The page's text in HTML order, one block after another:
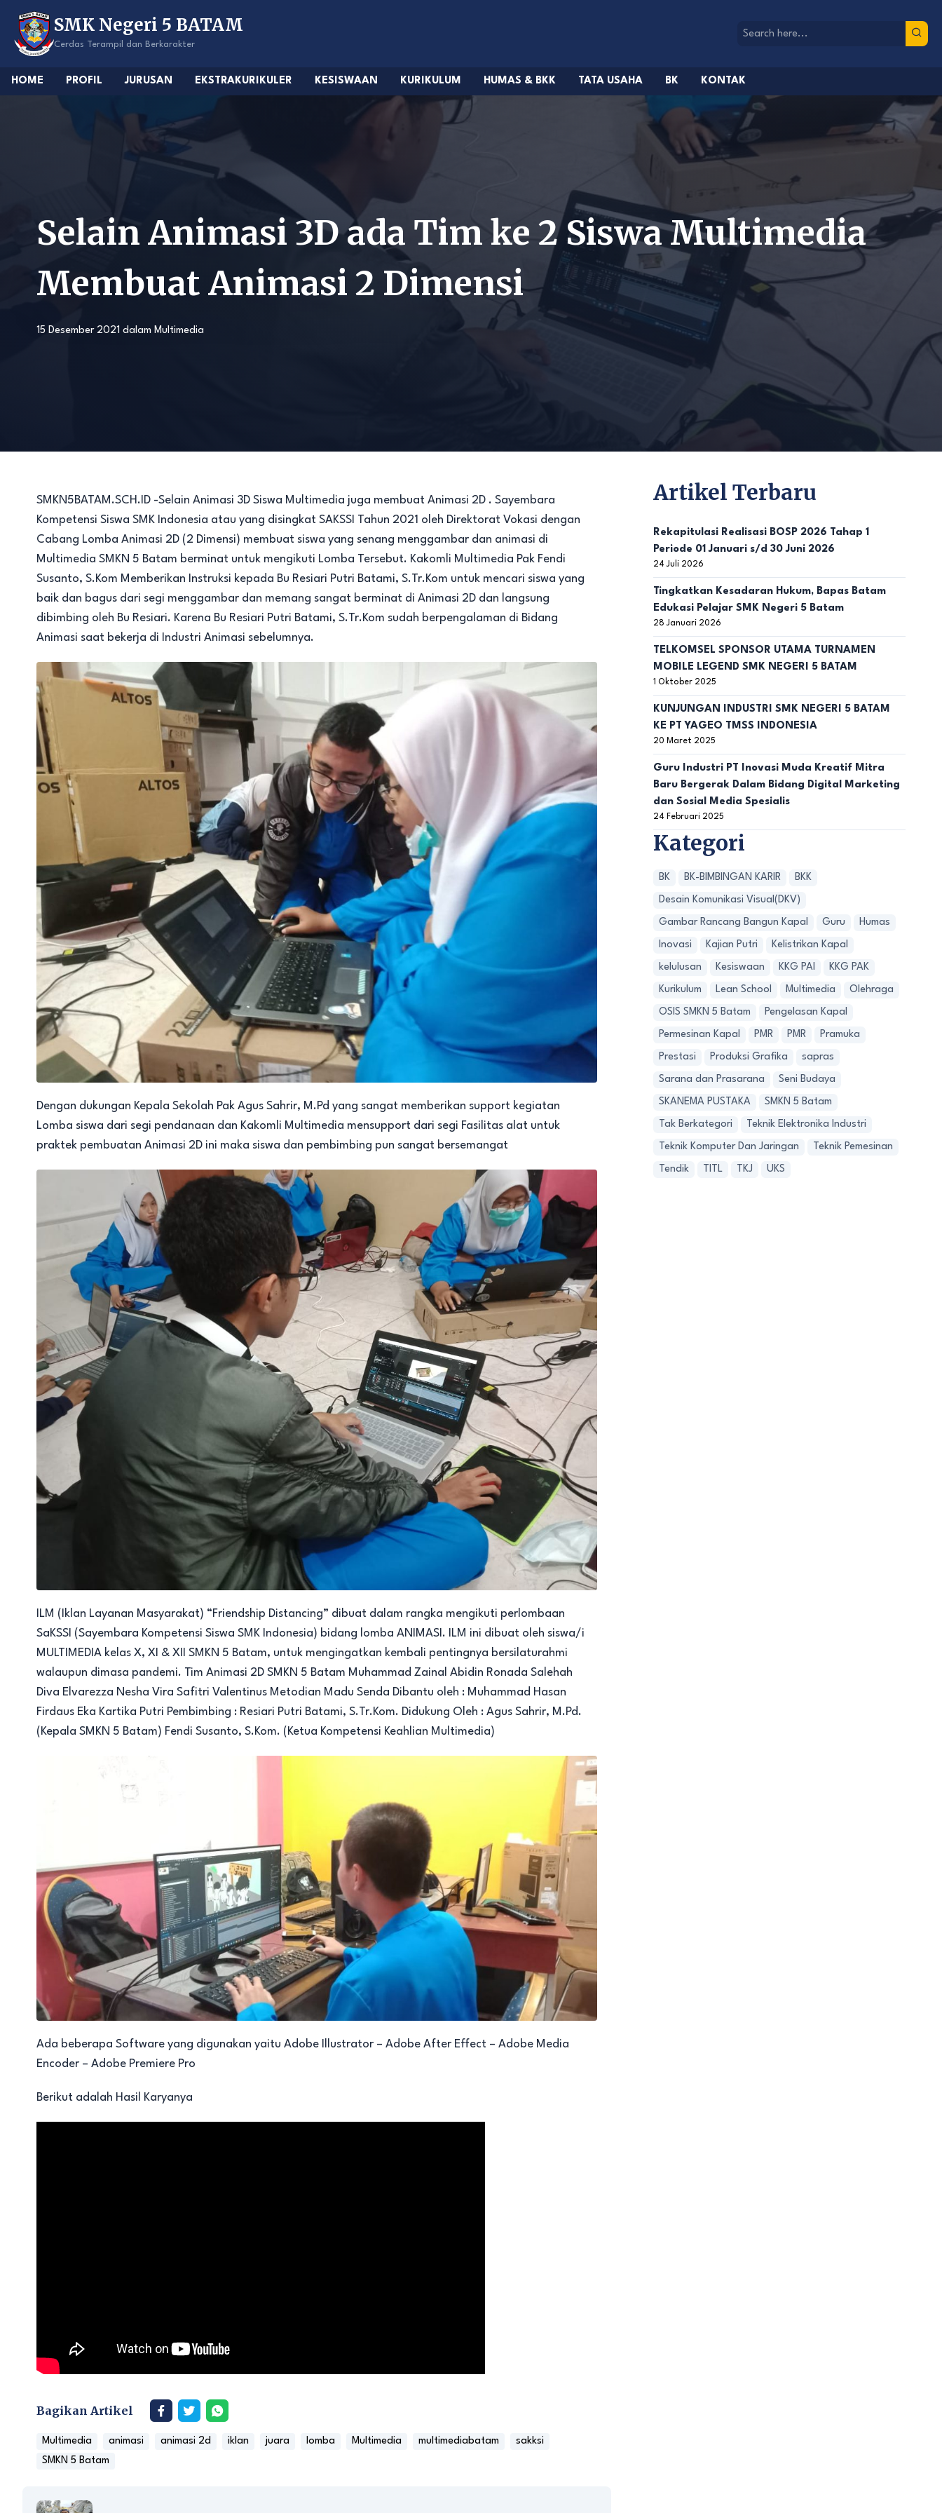
content
SMK Negeri 5 BATAM
Cerdas Terampil dan Berkarakter
HOME PROFIL JURUSAN EKSTRAKURIKULER KESISWAAN KURIKULUM HUMAS & BKK TATA USAHA BK KONTAK
Selain Animasi 3D ada Tim ke 2 Siswa Multimedia
Membuat Animasi 2 Dimensi
15 Desember 2021 dalam Multimedia
SMKN5BATAM.SCH.ID -Selain Animasi 3D Siswa Multimedia juga membuat Animasi 2D . Sayembara
Kompetensi Siswa SMK Indonesia atau yang disingkat SAKSSI Tahun 2021 oleh Direktorat Vokasi dengan
Cabang Lomba Animasi 2D (2 Dimensi) membuat siswa yang senang menggambar dan animasi di
Multimedia SMKN 5 Batam berminat untuk mengikuti Lomba Tersebut. Kakomli Multimedia Pak Fendi
Susanto, S.Kom Memberikan Instruksi kepada Bu Resiari Putri Batami, S.Tr.Kom untuk mencari siswa yang
baik dan bagus dari segi menggambar dan memang sangat berminat di Animasi 2D dan langsung
dibimbing oleh Bu Resiari. Karena Bu Resiari Putri Batami, S.Tr.Kom sudah berpengalaman di Bidang
Animasi saat bekerja di Industri Animasi sebelumnya.
Dengan dukungan Kepala Sekolah Pak Agus Sahrir, M.Pd yang sangat memberikan support kegiatan
Lomba siswa dari segi pendanaan dan Kakomli Multimedia mensupport dari segi Fasilitas alat untuk
praktek pembuatan Animasi 2D ini maka siswa dan pembimbing pun sangat bersemangat
ILM (Iklan Layanan Masyarakat) “Friendship Distancing” dibuat dalam rangka mengikuti perlombaan
SaKSSI (Sayembara Kompetensi Siswa SMK Indonesia) bidang lomba ANIMASI. ILM ini dibuat oleh siswa/i
MULTIMEDIA kelas X, XI & XII SMKN 5 Batam, untuk mengingatkan kembali pentingnya bersilaturahmi
walaupun dimasa pandemi. Tim Animasi 2D SMKN 5 Batam Muhammad Zainal Abidin Ronada Salehah
Diva Elvarezza Nesha Vira Safitri Valentinus Metodian Madu Senda Dibantu oleh : Muhammad Hasan
Firdaus Eka Kartika Putri Pembimbing : Resiari Putri Batami, S.Tr.Kom. Didukung Oleh : Agus Sahrir, M.Pd.
(Kepala SMKN 5 Batam) Fendi Susanto, S.Kom. (Ketua Kompetensi Keahlian Multimedia)
Ada beberapa Software yang digunakan yaitu Adobe Illustrator – Adobe After Effect – Adobe Media
Encoder – Adobe Premiere Pro
Berikut adalah Hasil Karyanya
Bagikan Artikel
Multimedia animasi animasi 2d iklan juara lomba Multimedia multimediabatam
sakksi
SMKN 5 Batam
Artikel Terbaru
Rekapitulasi Realisasi BOSP 2026 Tahap 1
Periode 01 Januari s/d 30 Juni 2026
24 Juli 2026
Tingkatkan Kesadaran Hukum, Bapas Batam
Edukasi Pelajar SMK Negeri 5 Batam
28 Januari 2026
TELKOMSEL SPONSOR UTAMA TURNAMEN
MOBILE LEGEND SMK NEGERI 5 BATAM
1 Oktober 2025
KUNJUNGAN INDUSTRI SMK NEGERI 5 BATAM
KE PT YAGEO TMSS INDONESIA
20 Maret 2025
Guru Industri PT Inovasi Muda Kreatif Mitra
Baru Bergerak Dalam Bidang Digital Marketing
dan Sosial Media Spesialis
24 Februari 2025
Kategori
BK BK-BIMBINGAN KARIR BKK
Desain Komunikasi Visual(DKV)
Gambar Rancang Bangun Kapal Guru Humas
Inovasi Kajian Putri Kelistrikan Kapal
kelulusan Kesiswaan KKG PAI KKG PAK
Kurikulum Lean School Multimedia Olehraga
OSIS SMKN 5 Batam Pengelasan Kapal
Permesinan Kapal PMR PMR Pramuka
Prestasi Produksi Grafika sapras
Sarana dan Prasarana Seni Budaya
SKANEMA PUSTAKA SMKN 5 Batam
Tak Berkategori Teknik Elektronika Industri
Teknik Komputer Dan Jaringan Teknik Pemesinan
Tendik TITL TKJ UKS